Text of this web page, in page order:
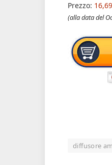
Prezzo:
(alla data del
diffusore